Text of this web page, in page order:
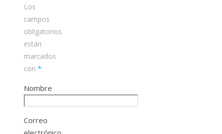
Los
campos
obligatorios
están
marcados
con *
Nombre
Correo